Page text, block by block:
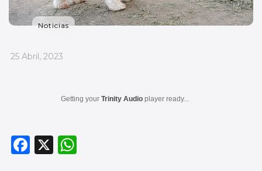
Noticias
_
25 Abril, 2023
Getting your Trinity Audio player ready...
F
X